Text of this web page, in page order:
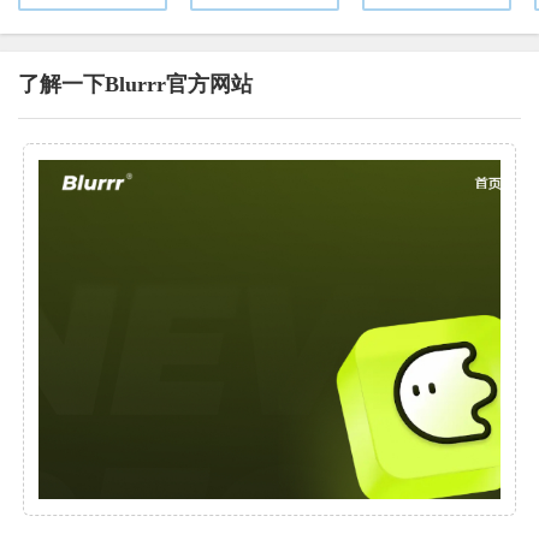
了解一下Blurrr官方网站